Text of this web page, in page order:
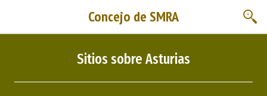
Concejo de SMRA
Sitios sobre Asturias